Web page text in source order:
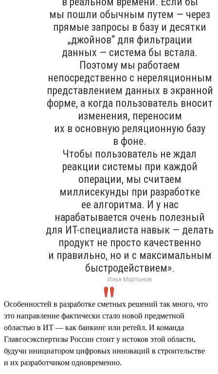
мы пошли обычным путем — через
прямые запросы в базу и десятки
„джойнов“ для фильтрации
данных — система бы встала.
Поэтому мы работаем
непосредственно с нереляционным
представлением данных в экранной
форме, а когда пользователь вносит
изменения, переносим
их в основную реляционную базу
в фоне.
Чтобы пользователь не ждал
реакции системы при каждой
операции, мы считаем
миллисекунды при разработке
ее алгоритма. И у нас
нарабатывается очень полезный
для ИТ-специалиста навык — делать
продукт не просто качественно
и правильно, но и с максимальным
быстродействием».
Илья Мартынов
Особенностей в разработке сметных решений так много, что
это направление фактически стало новой предметной
областью в ИТ — как банкинг или ретейл. И команда
Главгосэкспертизы России стоит у истоков этой области,
будучи инициатором цифровых инноваций в строительстве
и их разработчиком одновременно.